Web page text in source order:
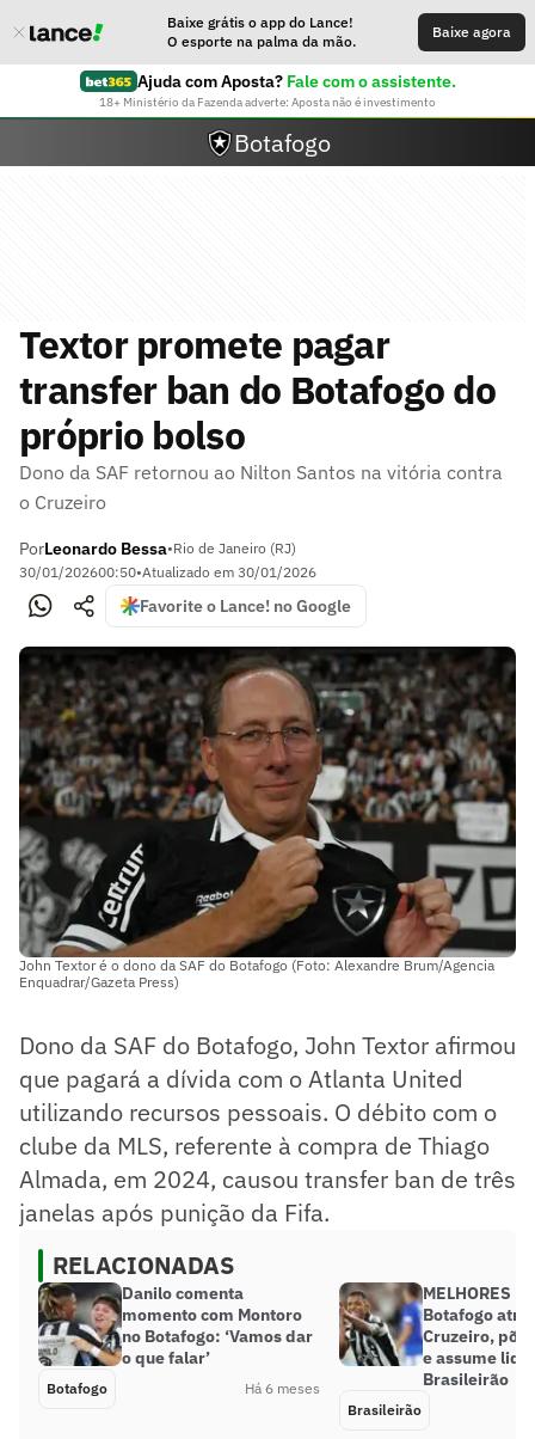
Baixe grátis o app do Lance!
O esporte na palma da mão.
Baixe agora
Ajuda com Aposta? Fale com o assistente.
18+ Ministério da Fazenda adverte: Aposta não é investimento
Botafogo
Textor promete pagar
transfer ban do Botafogo do
próprio bolso
Dono da SAF retornou ao Nilton Santos na vitória contra
o Cruzeiro
PorLeonardo Bessa•Rio de Janeiro (RJ)
30/01/202600:50•Atualizado em 30/01/2026
Favorite o Lance! no Google
John Textor é o dono da SAF do Botafogo (Foto: Alexandre Brum/Agencia
Enquadrar/Gazeta Press)
Dono da SAF do Botafogo, John Textor afirmou
que pagará a dívida com o Atlanta United
utilizando recursos pessoais. O débito com o
clube da MLS, referente à compra de Thiago
Almada, em 2024, causou transfer ban de três
janelas após punição da Fifa.
RELACIONADAS
Danilo comenta
momento com Montoro
no Botafogo: ‘Vamos dar
o que falar’
Botafogo Há 6 meses
MELHORES
Botafogo
Cruzeiro, põe
e assume
Brasileirão
Brasileirão